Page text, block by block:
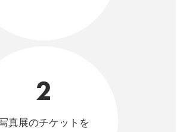
2
真展のチケットを